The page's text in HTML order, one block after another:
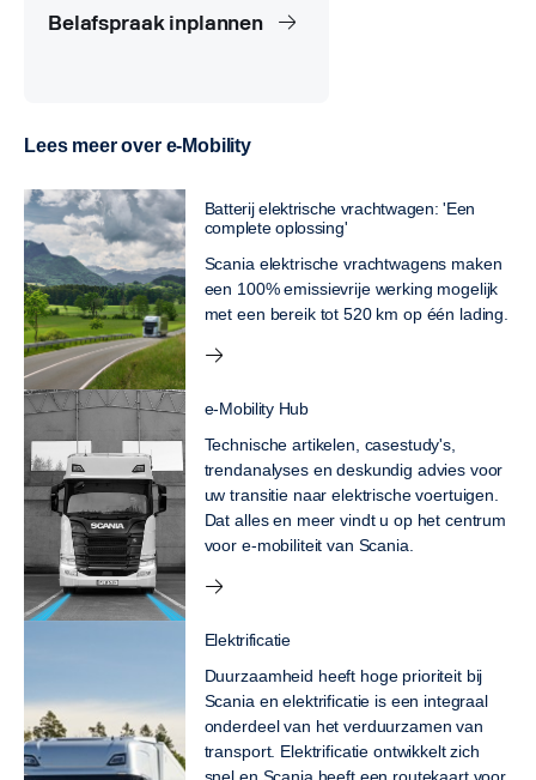
Belafspraak inplannen
Lees meer over e-Mobility
Batterij elektrische vrachtwagen: 'Een
complete oplossing'
Scania elektrische vrachtwagens maken
een 100% emissievrije werking mogelijk
met een bereik tot 520 km op één lading.
e-Mobility Hub
Technische artikelen, casestudy's,
trendanalyses en deskundig advies voor
uw transitie naar elektrische voertuigen.
Dat alles en meer vindt u op het centrum
voor e-mobiliteit van Scania.
Elektrificatie
Duurzaamheid heeft hoge prioriteit bij
Scania en elektrificatie is een integraal
onderdeel van het verduurzamen van
transport. Elektrificatie ontwikkelt zich